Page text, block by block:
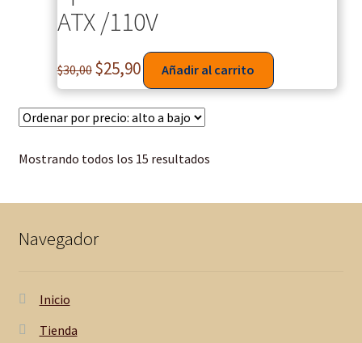
ATX /110V
$30,00 $25,90 Añadir al carrito
Mostrando todos los 15 resultados
Navegador
Inicio
Tienda